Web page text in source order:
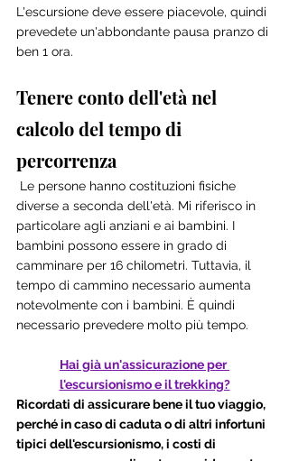
L'escursione deve essere piacevole, quindi
prevedete un'abbondante pausa pranzo di
ben 1 ora.
Tenere conto dell'età nel
calcolo del tempo di
percorrenza
diverse a seconda dell'età. Mi riferisco in
particolare agli anziani e ai bambini. I
bambini possono essere in grado di
camminare per 16 chilometri. Tuttavia, il
tempo di cammino necessario aumenta
notevolmente con i bambini. È quindi
necessario prevedere molto più tempo.
Hai già un'assicurazione per
l'escursionismo e il trekking?
Ricordati di assicurare bene il tuo viaggio,
perché in caso di caduta o di altri infortuni
tipici dell'escursionismo, i costi di